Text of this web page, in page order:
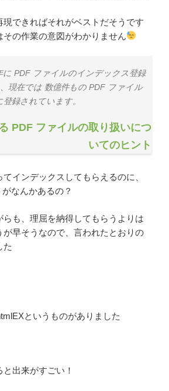
現できればそれがベストだそうです
その作業の意図がわかりません
に PDF ファイルのインデックス登録
現在では 数億件もの PDF ファイル
録されています。
PDF ファイルの取り扱いにつ
いてのヒント
インデックスしてもらえるのに、
なんかあるの？
らも、理屈を納得してもらうよりは
が早そうなので、言われたとおりの
た
というものがありました
出来がすごい！